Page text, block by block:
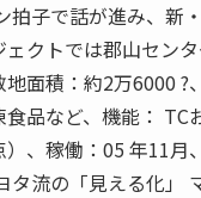
拍子で話が進み、新
クトでは郡山セン
地面積：約2万6000
食品など、機能：
）、稼働：05 年11月
タ流の「見える化」